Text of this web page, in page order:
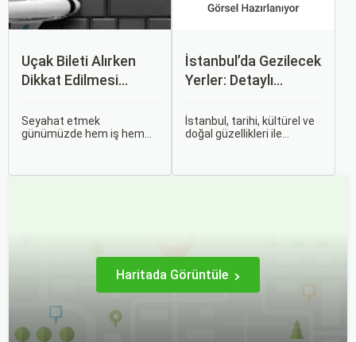
Uçak Bileti Alırken
Dikkat Edilmesi
Nokta
Seyahat etmek
günümüzde hem iş hem
İstanbul’da Gezilecek
Yerler: Detaylı
İstanbul, tarihi, kültürel ve
doğal güzellikleri ile
Haritada Görüntüle